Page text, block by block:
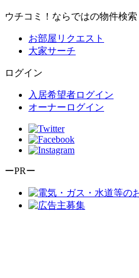
ウチコミ！ならではの物件検索
お部屋リクエスト
大家サーチ
ログイン
入居希望者ログイン
オーナーログイン
ーPRー